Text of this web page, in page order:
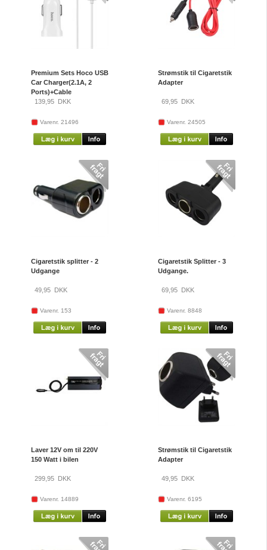
Premium Sets Hoco USB
Car Charger(2.1A, 2
Ports)+Cable
139,95DKK
Varenr. 21496
Strømstik til Cigaretstik
Adapter
69,95 DKK
Varenr. 24505
Cigaretstik splitter - 2
Udgange
49,95DKK
Varenr. 153
Cigaretstik Splitter - 3
Udgange.
69,95 DKK
Varenr. 8848
Laver 12V om til 220V
150 Watt i bilen
299,95DKK
Varenr. 14889
Strømstik til Cigaretstik
Adapter
49,95 DKK
Varenr. 6195